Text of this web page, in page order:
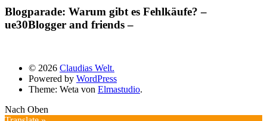
Blogparade: Warum gibt es Fehlkäufe? –
ue30Blogger and friends –
© 2026 Claudias Welt.
Powered by WordPress
Theme: Weta von Elmastudio.
Nach Oben